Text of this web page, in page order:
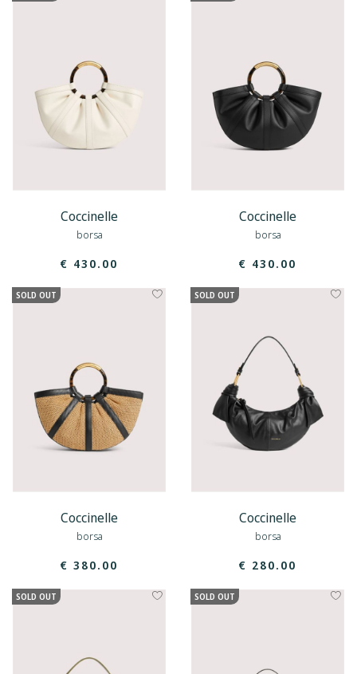
Coccinelle
borsa
€ 430.00
Coccinelle
borsa
€ 430.00
SOLD OUT
Coccinelle
borsa
€ 380.00
SOLD OUT
Coccinelle
borsa
€ 280.00
SOLD OUT SOLD OUT